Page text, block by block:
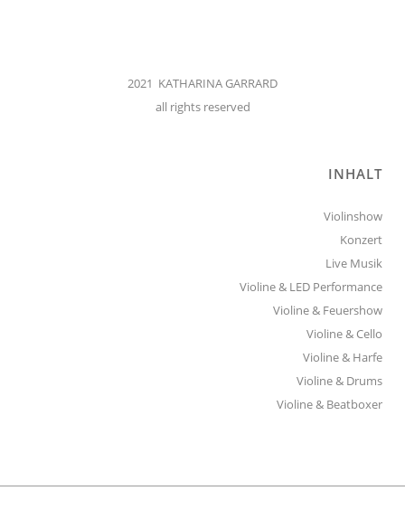
2021 KATHARINA GARRARD
all rights reserved
INHALT
Violinshow
Konzert
Live Musik
Violine & LED Performance
Violine & Feuershow
Violine & Cello
Violine & Harfe
Violine & Drums
Violine & Beatboxer